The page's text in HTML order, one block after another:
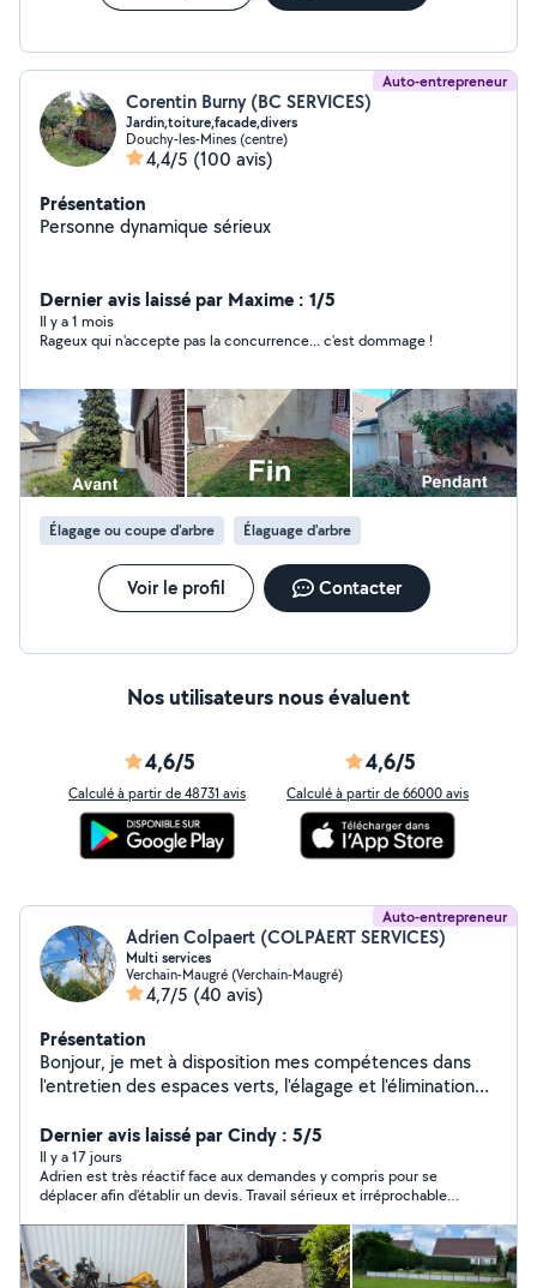
Auto-entrepreneur
Corentin Burny (BC SERVICES)
Jardin,toiture,facade,divers
Douchy-les-Mines (centre)
4,4/5 (100 avis)
Présentation
Personne dynamique sérieux
Dernier avis laissé par Maxime : 1/5
Il y a 1 mois
Rageux qui n'accepte pas la concurrence... c'est dommage !
Élagage ou coupe d'arbre Élaguage d'arbre
Voir le profil Contacter
Nos utilisateurs nous évaluent
4,6/5
Calculé à partir de 48731 avis
4,6/5
Calculé à partir de 66000 avis
Auto-entrepreneur
Adrien Colpaert (COLPAERT SERVICES)
Multi services
Verchain-Maugré (Verchain-Maugré)
4,7/5 (40 avis)
Présentation
Bonjour, je met à disposition mes compétences dans
l'entretien des espaces verts, l'élagage et l'élimination
en aide pour vos projets. Je dispose de beaucoup
d'outillage que je suis disposé à louer, n'hésitez pas à
demander.
Dernier avis laissé par Cindy : 5/5
Il y a 17 jours
Adrien est très réactif face aux demandes y compris pour se
déplacer afin d’établir un devis. Travail sérieux et irréprochable.
prestations. Je recommande fortement !